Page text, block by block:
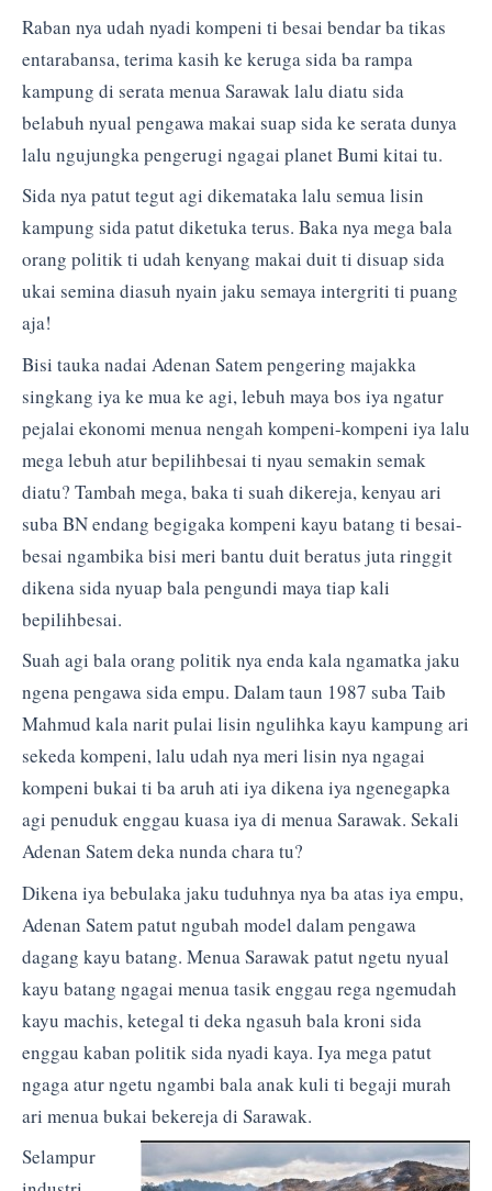
Raban nya udah nyadi kompeni ti besai bendar ba tikas
entarabansa, terima kasih ke keruga sida ba rampa
kampung di serata menua Sarawak lalu diatu sida
belabuh nyual pengawa makai suap sida ke serata dunya
lalu ngujungka pengerugi ngagai planet Bumi kitai tu.
Sida nya patut tegut agi dikemataka lalu semua lisin
kampung sida patut diketuka terus. Baka nya mega bala
orang politik ti udah kenyang makai duit ti disuap sida
ukai semina diasuh nyain jaku semaya intergriti ti puang
aja!
Bisi tauka nadai Adenan Satem pengering majakka
singkang iya ke mua ke agi, lebuh maya bos iya ngatur
pejalai ekonomi menua nengah kompeni-kompeni iya lalu
mega lebuh atur bepilihbesai ti nyau semakin semak
diatu? Tambah mega, baka ti suah dikereja, kenyau ari
suba BN endang begigaka kompeni kayu batang ti besai-
besai ngambika bisi meri bantu duit beratus juta ringgit
dikena sida nyuap bala pengundi maya tiap kali
bepilihbesai.
Suah agi bala orang politik nya enda kala ngamatka jaku
ngena pengawa sida empu. Dalam taun 1987 suba Taib
Mahmud kala narit pulai lisin ngulihka kayu kampung ari
sekeda kompeni, lalu udah nya meri lisin nya ngagai
kompeni bukai ti ba aruh ati iya dikena iya ngenegapka
agi penuduk enggau kuasa iya di menua Sarawak. Sekali
Adenan Satem deka nunda chara tu?
Dikena iya bebulaka jaku tuduhnya nya ba atas iya empu,
Adenan Satem patut ngubah model dalam pengawa
dagang kayu batang. Menua Sarawak patut ngetu nyual
kayu batang ngagai menua tasik enggau rega ngemudah
kayu machis, ketegal ti deka ngasuh bala kroni sida
enggau kaban politik sida nyadi kaya. Iya mega patut
ngaga atur ngetu ngambi bala anak kuli ti begaji murah
ari menua bukai bekereja di Sarawak.
Selampur